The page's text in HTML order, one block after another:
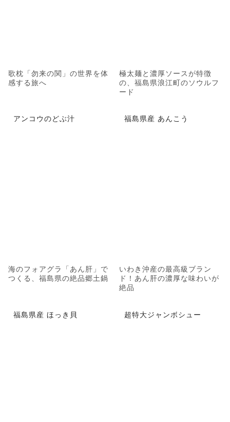
歌枕「勿来の関」の世界を体
感する旅へ
極太麺と濃厚ソースが特徴
の、福島県浪江町のソウルフ
ード
アンコウのどぶ汁
海のフォアグラ「あん肝」で
つくる、福島県の絶品郷土鍋
福島県産 あんこう
いわき沖産の最高級ブラン
ド！あん肝の濃厚な味わいが
絶品
福島県産 ほっき貝 超特大ジャンボシュー